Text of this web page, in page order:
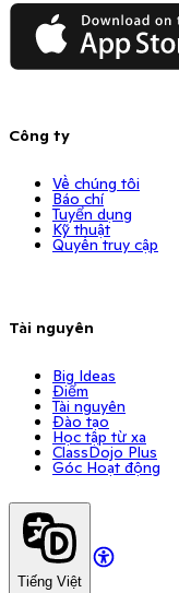
App Store
Công ty
Về chúng tôi
Báo chí
Tuyển dụng
Kỹ thuật
Quyền truy cập
Tài nguyên
Big Ideas
Điểm
Tài nguyên
Đào tạo
Học tập từ xa
ClassDojo Plus
Góc Hoạt động
Tiếng Việt